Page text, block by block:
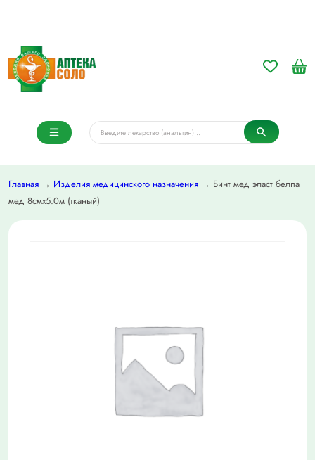
Главная → Изделия медицинского назначения → Бинт мед эласт белпа
мед 8смх5.0м (тканый)